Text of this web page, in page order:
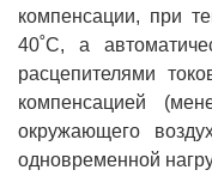
компенсации, при
40˚С, а
расцепителями
компенсацией
окружающего
одновременной